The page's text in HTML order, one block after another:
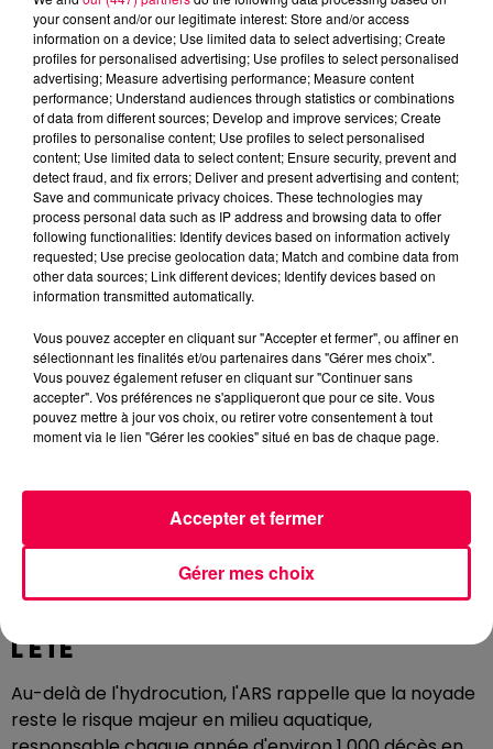
ESTIMER
Avec la vague de forte chaleur annoncée dans les
prochains jours, les plans d'eau, étangs et lacs vont
attirer du monde.
Mais attention : le choc thermique entre une
température extérieure élevée et une eau encore
fraîche augmente considérablement le risque
d'hydrocution — une perte de connaissance soudaine
pouvant entraîner la noyade.
Pour que la baignade reste un plaisir, l'ARS Grand Est
rappelle les réflexes indispensables :
Entrer très progressivement dans l'eau, en se
mouillant d'abord la nuque, le torse et le visage
Privilégier les zones surveillées et respecter les
consignes des sauveteurs
Éviter toute exposition prolongée au soleil avant
de plonger, et ne jamais se baigner après avoir
consommé de l'alcool
L'ÉTÉ
Au-delà de l'hydrocution, l'ARS rappelle que la noyade
reste le risque majeur en milieu aquatique,
your consent and/or our legitimate interest: Store and/or access
information on a device; Use limited data to select advertising; Create
profiles for personalised advertising; Use profiles to select personalised
advertising; Measure advertising performance; Measure content
performance; Understand audiences through statistics or combinations
of data from different sources; Develop and improve services; Create
profiles to personalise content; Use profiles to select personalised
content; Use limited data to select content; Ensure security, prevent and
detect fraud, and fix errors; Deliver and present advertising and content;
Save and communicate privacy choices. These technologies may
process personal data such as IP address and browsing data to offer
following functionalities: Identify devices based on information actively
requested; Use precise geolocation data; Match and combine data from
other data sources; Link different devices; Identify devices based on
information transmitted automatically.
Vous pouvez accepter en cliquant sur "Accepter et fermer", ou affiner en
sélectionnant les finalités et/ou partenaires dans "Gérer mes choix".
Vous pouvez également refuser en cliquant sur "Continuer sans
accepter". Vos préférences ne s'appliqueront que pour ce site. Vous
pouvez mettre à jour vos choix, ou retirer votre consentement à tout
moment via le lien "Gérer les cookies" situé en bas de chaque page.
Gérer mes choix
Accepter et fermer